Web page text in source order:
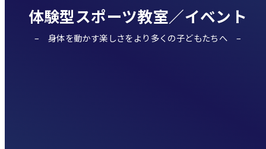
体験型スポーツ教室／イベント
身体を動かす楽しさをより多くの子どもたちへ